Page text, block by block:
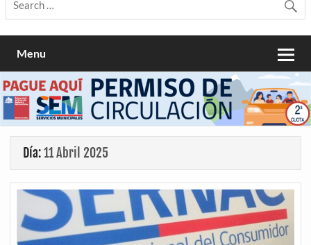
Menu
Día:11 Abril 2025